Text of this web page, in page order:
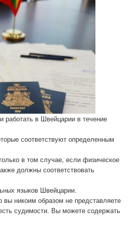
работать в Швейцарии в течение
соответствуют определенным
в том случае, если физическое
должны соответствовать
языков Швейцарии.
вы никоим образом не представляете
судимости. Вы можете содержать